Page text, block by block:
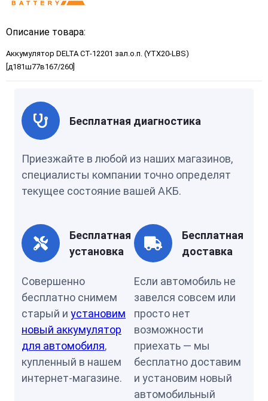
Описание товара:
Аккумулятор DELTA СТ-12201 зал.о.п. (YTX20-LBS)
[д181ш77в167/260]
Бесплатная диагностика
Приезжайте в любой из наших магазинов,
специалисты компании точно определят
текущее состояние вашей АКБ.
Бесплатная
установка
Совершенно
бесплатно снимем
старый и установим
новый аккумулятор
для автомобиля,
купленный в нашем
интернет-магазине.
Бесплатная
доставка
Если автомобиль не
завелся совсем или
просто нет
возможности
приехать — мы
бесплатно доставим
и установим новый
автомобильный